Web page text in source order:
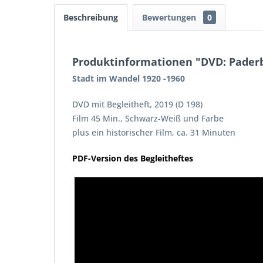
Beschreibung Bewertungen 0
Produktinformationen "DVD:
Stadt im Wandel 1920 -1960
DVD mit Begleitheft, 2019 (D 198)
Film 45 Min., Schwarz-Weiß und Farbe
plus ein historischer Film, ca. 31 Minuten
PDF-Version des Begleitheftes